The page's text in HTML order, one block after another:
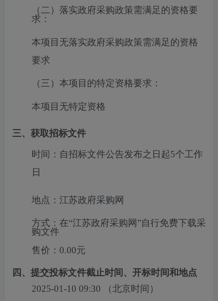
（二）落实政府采购政策需满足的资格要
求：
本项目无落实政府采购政策需满足的资格
要求
（三）本项目的特定资格要求：
本项目无特定资格
三、获取招标文件
时间： 自招标文件公告发布之日起5个工作
日
地点： 江苏政府采购网
方式： 在“江苏政府采购网”自行免费下载采
购文件
售价： 0.00元
四、提交投标文件截止时间、开标时间和地点
2025-01-10 09:30 （北京时间）